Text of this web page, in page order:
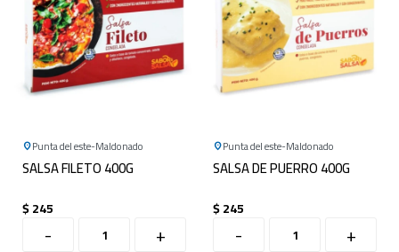
Punta del este Maldonado
SALSA FILETO 400G
$245
- +
Punta del este Maldonado
SALSA DE PUERRO 400G
$245
- +